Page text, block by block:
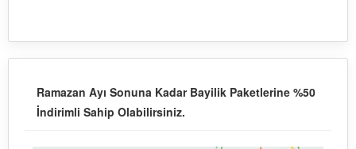
Ramazan Ayı Sonuna Kadar Bayilik Paketlerine %50
İndirimli Sahip Olabilirsiniz.